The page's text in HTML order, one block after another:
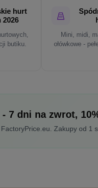
hurt
2026
butiku.
Mini, midi,
ołówkowe -
7 dni na zwrot,
Zakupy od 1